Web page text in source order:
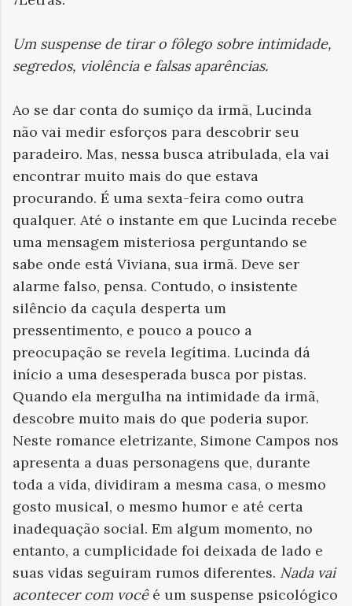
Um suspense de tirar o fôlego sobre intimidade,
segredos, violência e falsas aparências.
Ao se dar conta do sumiço da irmã, Lucinda
não vai medir esforços para descobrir seu
paradeiro. Mas, nessa busca atribulada, ela vai
encontrar muito mais do que estava
procurando. É uma sexta-feira como outra
qualquer. Até o instante em que Lucinda recebe
uma mensagem misteriosa perguntando se
sabe onde está Viviana, sua irmã. Deve ser
alarme falso, pensa. Contudo, o insistente
silêncio da caçula desperta um
pressentimento, e pouco a pouco a
preocupação se revela legítima. Lucinda dá
início a uma desesperada busca por pistas.
Quando ela mergulha na intimidade da irmã,
descobre muito mais do que poderia supor.
Neste romance eletrizante, Simone Campos nos
apresenta a duas personagens que, durante
toda a vida, dividiram a mesma casa, o mesmo
gosto musical, o mesmo humor e até certa
inadequação social. Em algum momento, no
entanto, a cumplicidade foi deixada de lado e
suas vidas seguiram rumos diferentes. Nada vai
acontecer com vocêé um suspense psicológico